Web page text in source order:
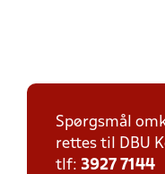
Spørgsmål
rettes til DBU
tlf: 3927 7144